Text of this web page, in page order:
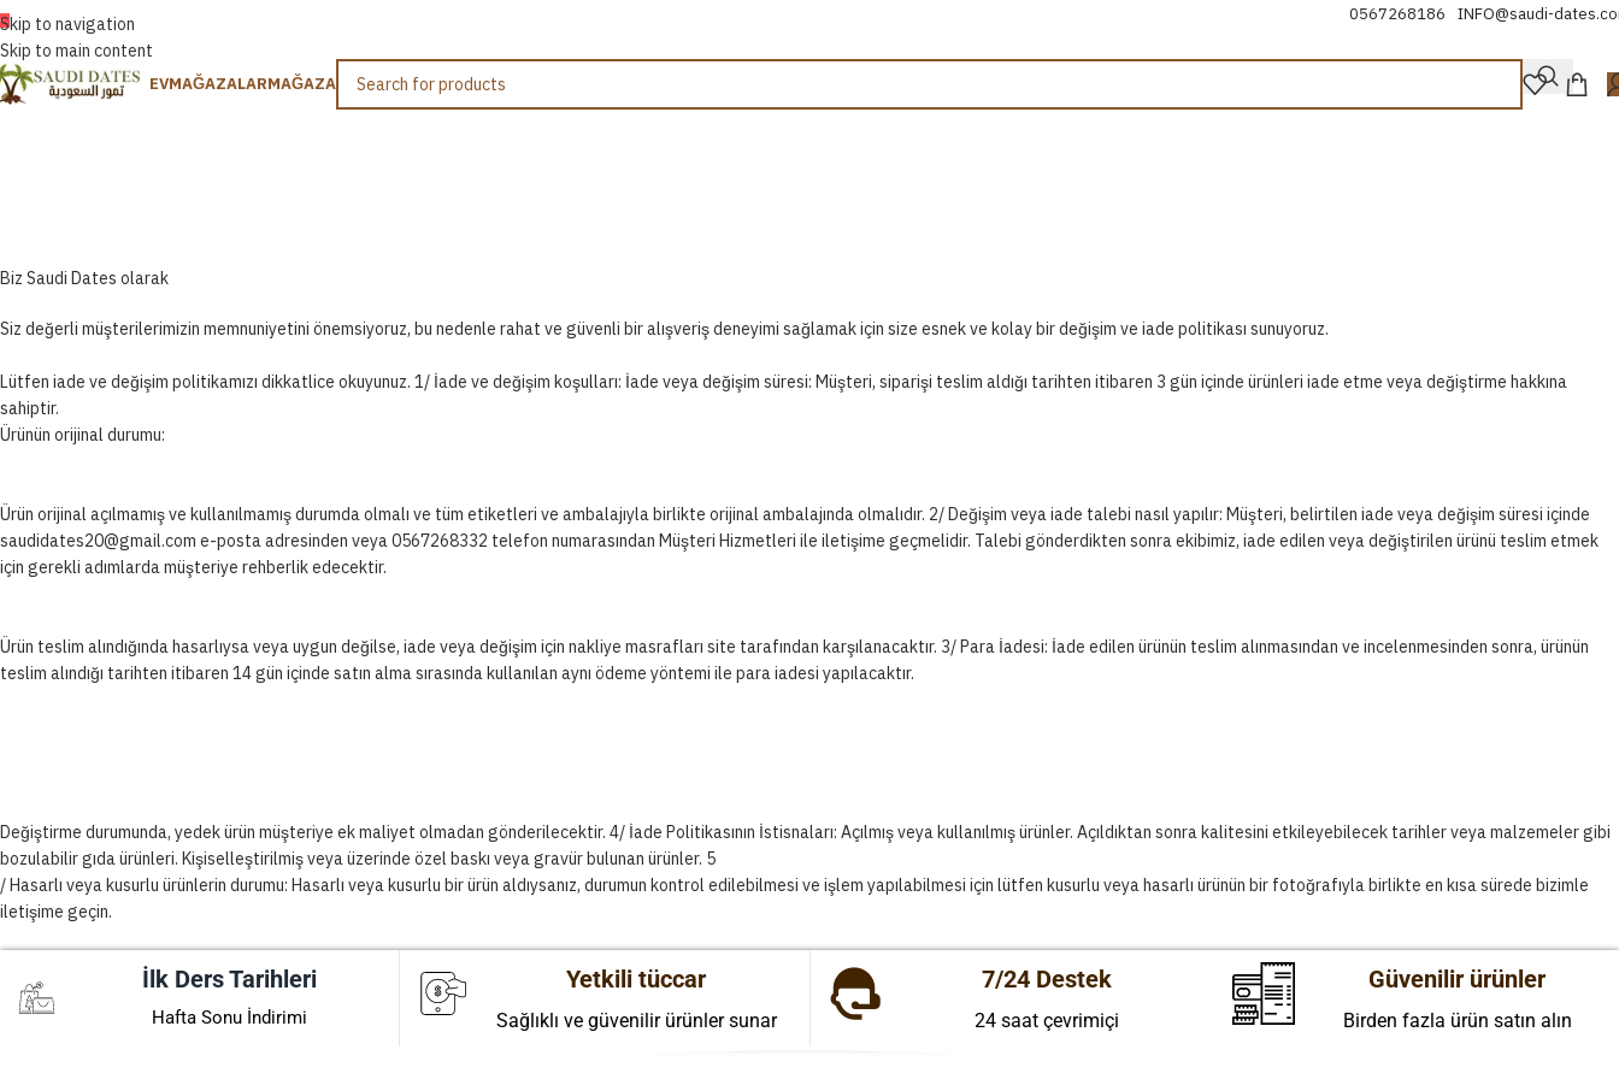
Skip to navigation
Skip to main content
TÜRKÇE 0567268186 INFO@saudi-
EVMAĞAZALARMAĞAZA
Biz Saudi Dates olarak
Siz değerli müşterilerimizin memnuniyetini önemsiyoruz, bu nedenle rahat ve güvenli bir alışveriş deneyimi sağlamak için size esnek ve kolay bir değişim ve iade politikası sunuyoruz.
Lütfen iade ve değişim politikamızı dikkatlice okuyunuz. 1/ İade ve değişim koşulları: İade veya değişim süresi: Müşteri, siparişi teslim aldığı tarihten itibaren 3 gün içinde ürünleri iade etme veya değiştirme hakkına
sahiptir.
Ürünün orijinal durumu:
Ürün orijinal açılmamış ve kullanılmamış durumda olmalı ve tüm etiketleri ve ambalajıyla birlikte orijinal ambalajında olmalıdır. 2/ Değişim veya iade talebi nasıl yapılır: Müşteri, belirtilen iade veya değişim süresi içinde
saudidates20@gmail.com e-posta adresinden veya 0567268332 telefon numarasından Müşteri Hizmetleri ile iletişime geçmelidir. Talebi gönderdikten sonra ekibimiz, iade edilen veya değiştirilen ürünü teslim etmek
için gerekli adımlarda müşteriye rehberlik edecektir.
Ürün teslim alındığında hasarlıysa veya uygun değilse, iade veya değişim için nakliye masrafları site tarafından karşılanacaktır. 3/ Para İadesi: İade edilen ürünün teslim alınmasından ve incelenmesinden sonra, ürünün
teslim alındığı tarihten itibaren 14 gün içinde satın alma sırasında kullanılan aynı ödeme yöntemi ile para iadesi yapılacaktır.
Değiştirme durumunda, yedek ürün müşteriye ek maliyet olmadan gönderilecektir. 4/ İade Politikasının İstisnaları: Açılmış veya kullanılmış ürünler. Açıldıktan sonra kalitesini etkileyebilecek tarihler veya malzemeler gibi
bozulabilir gıda ürünleri. Kişiselleştirilmiş veya üzerinde özel baskı veya gravür bulunan ürünler. 5
/ Hasarlı veya kusurlu ürünlerin durumu: Hasarlı veya kusurlu bir ürün aldıysanız, durumun kontrol edilebilmesi ve işlem yapılabilmesi için lütfen kusurlu veya hasarlı ürünün bir fotoğrafıyla birlikte en kısa sürede bizimle
iletişime geçin.
İlk Ders Tarihleri
Hafta Sonu İndirimi
Yetkili tüccar
Sağlıklı ve güvenilir ürünler sunar
7/24 Destek
24 saat çevrimiçi
Güvenilir ürünler
Birden fazla ürün satın alın